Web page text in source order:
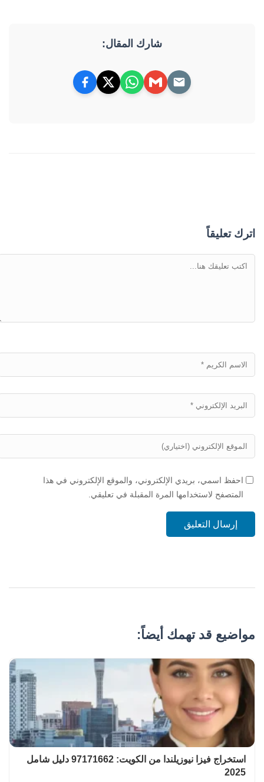
شارك المقال:
اترك تعليقاً
احفظ اسمي، بريدي الإلكتروني، والموقع الإلكتروني في هذا
المتصفح لاستخدامها المرة المقبلة في تعليقي.
إرسال التعليق
مواضيع قد تهمك أيضاً:
استخراج فيزا نيوزيلندا من الكويت: 97171662 دليل شامل
2025